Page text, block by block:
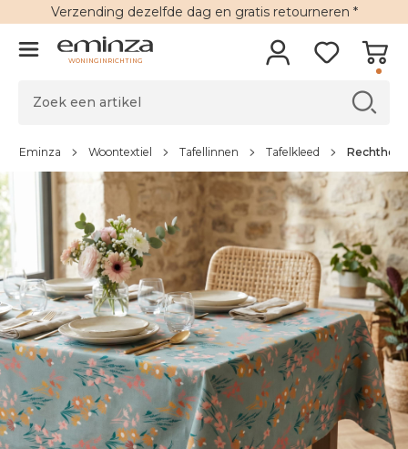
Verzending dezelfde dag en gratis retourneren *
WONINGINRICHTING
Eminza Woontextiel Tafellinnen Tafelkleed